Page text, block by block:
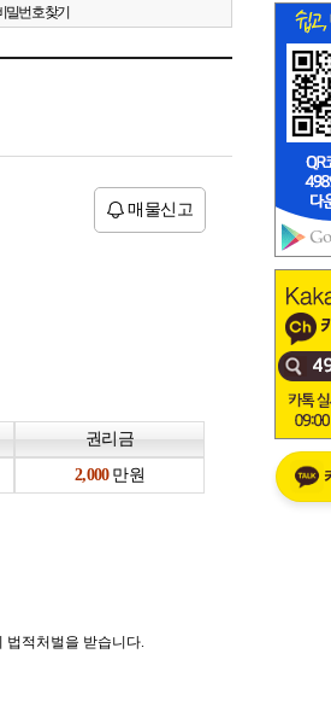
밀번호 찾기
매물신고
권리금
만원
적처벌을 받습니다.